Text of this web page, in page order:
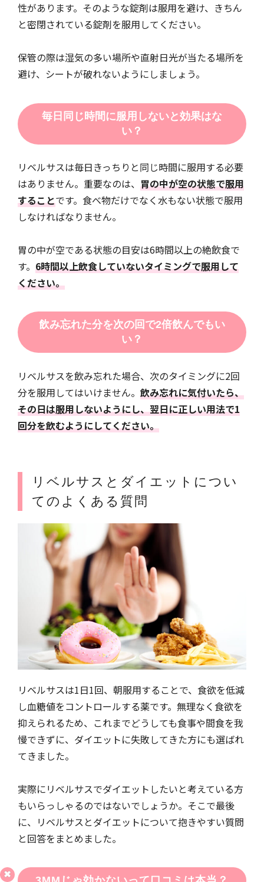
性があります。そのような錠剤は服用を避け、きちん
と密閉されている錠剤を服用してください。
保管の際は湿気の多い場所や直射日光が当たる場所を
避け、シートが破れないようにしましょう。
毎日同じ時間に服用しないと効果はな
い？
リベルサスは毎日きっちりと同じ時間に服用する必要
はありません。重要なのは、 胃の中が空の状態で服用
することです。食べ物だけでなく水もない状態で服用
しなければなりません。
胃の中が空である状態の目安は6時間以上の絶飲食で
す。 6時間以上飲食していないタイミングで服用して
ください。
飲み忘れた分を次の回で2倍飲んでもい
い？
リベルサスを飲み忘れた場合、次のタイミングに2回
分を服用してはいけません。 飲み忘れに気付いたら、
その日は服用しないようにし、翌日に正しい用法で1
回分を飲むようにしてください。
リベルサスとダイエットについ
てのよくある質問
リベルサスは1日1回、朝服用することで、食欲を低減
し血糖値をコントロールする薬です。無理なく食欲を
抑えられるため、これまでどうしても食事や間食を我
慢できずに、ダイエットに失敗してきた方にも選ばれ
てきました。
実際にリベルサスでダイエットしたいと考えている方
もいらっしゃるのではないでしょうか。そこで最後
に、リベルサスとダイエットについて抱きやすい質問
と回答をまとめました。